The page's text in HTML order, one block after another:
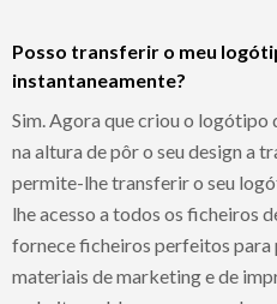
Posso transferir o meu
instantaneamente?
Sim. Agora que criou o
na altura de pôr o seu design a
permite-lhe transferir o seu
lhe acesso a todos os ficheiros
fornece ficheiros perfeitos para
materiais de marketing e de